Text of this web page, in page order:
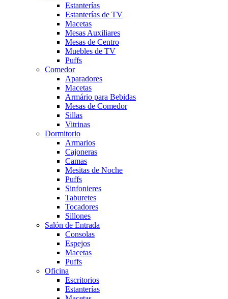
Estanterías
Estanterías de TV
Macetas
Mesas Auxiliares
Mesas de Centro
Muebles de TV
Puffs
Comedor
Aparadores
Macetas
Armário para Bebidas
Mesas de Comedor
Sillas
Vitrinas
Dormitorio
Armarios
Cajoneras
Camas
Mesitas de Noche
Puffs
Sinfonieres
Taburetes
Tocadores
Sillones
Salón de Entrada
Consolas
Espejos
Macetas
Puffs
Oficina
Escritorios
Estanterías